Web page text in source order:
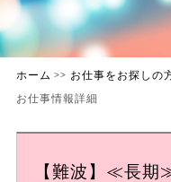
ホーム >> お仕事をお探しの
お仕事情報詳細
【難波】≪長期